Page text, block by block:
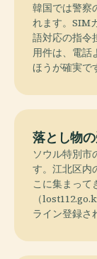
韓国では警察
れます。SIM
語対応の指令
用件は、電話
ほうが確実で
落とし物
ソウル特別市
す。江北区内
こに集まって
（
ライン登録さ